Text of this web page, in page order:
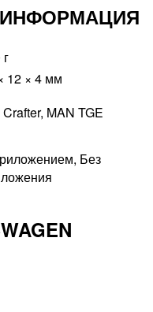
12 × 4 мм
MAN TGE
Без